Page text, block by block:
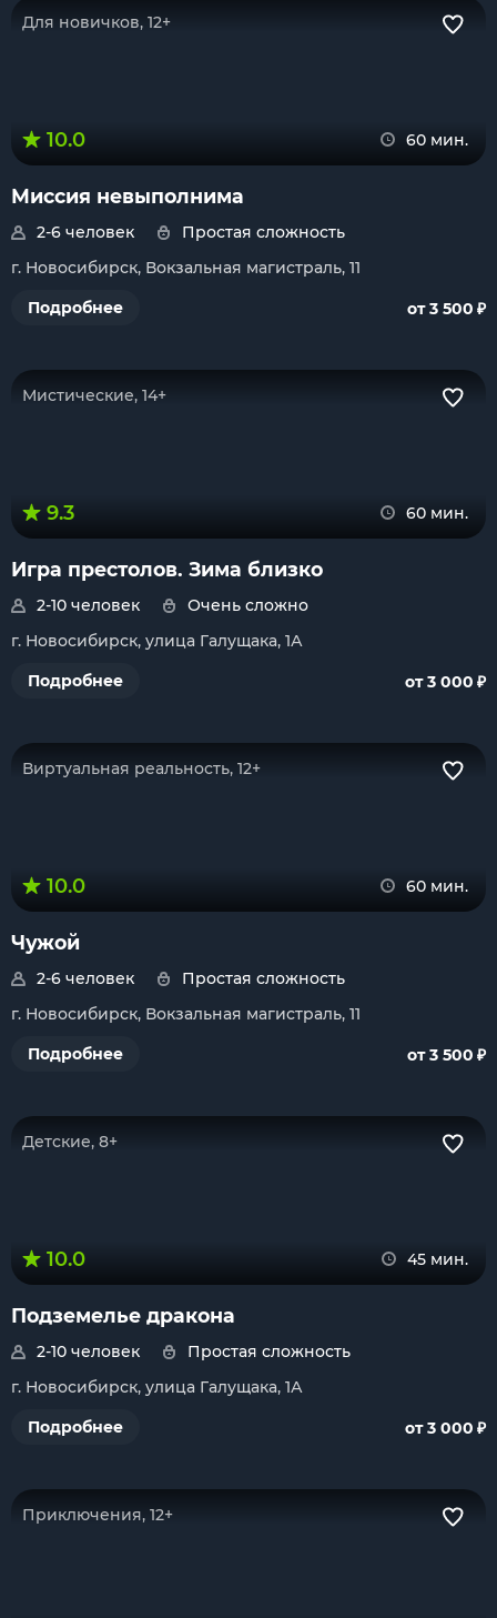
Для новичков, 12+
10.0 60 мин.
Миссия невыполнима
2-6 человек
Простая сложность
г. Новосибирск, Вокзальная магистраль, 11
Подробнее
от 3 500 ₽
Мистические, 14+
9.3 60 мин.
Игра престолов. Зима близко
2-10 человек
Очень сложно
г. Новосибирск, улица Галущака, 1А
Подробнее
от 3 000 ₽
Виртуальная реальность, 12+
10.0 60 мин.
Чужой
2-6 человек
Простая сложность
г. Новосибирск, Вокзальная магистраль, 11
Подробнее
от 3 500 ₽
Детские, 8+
10.0 45 мин.
Подземелье дракона
2-10 человек
Простая сложность
г. Новосибирск, улица Галущака, 1А
Подробнее
от 3 000 ₽
Приключения, 12+